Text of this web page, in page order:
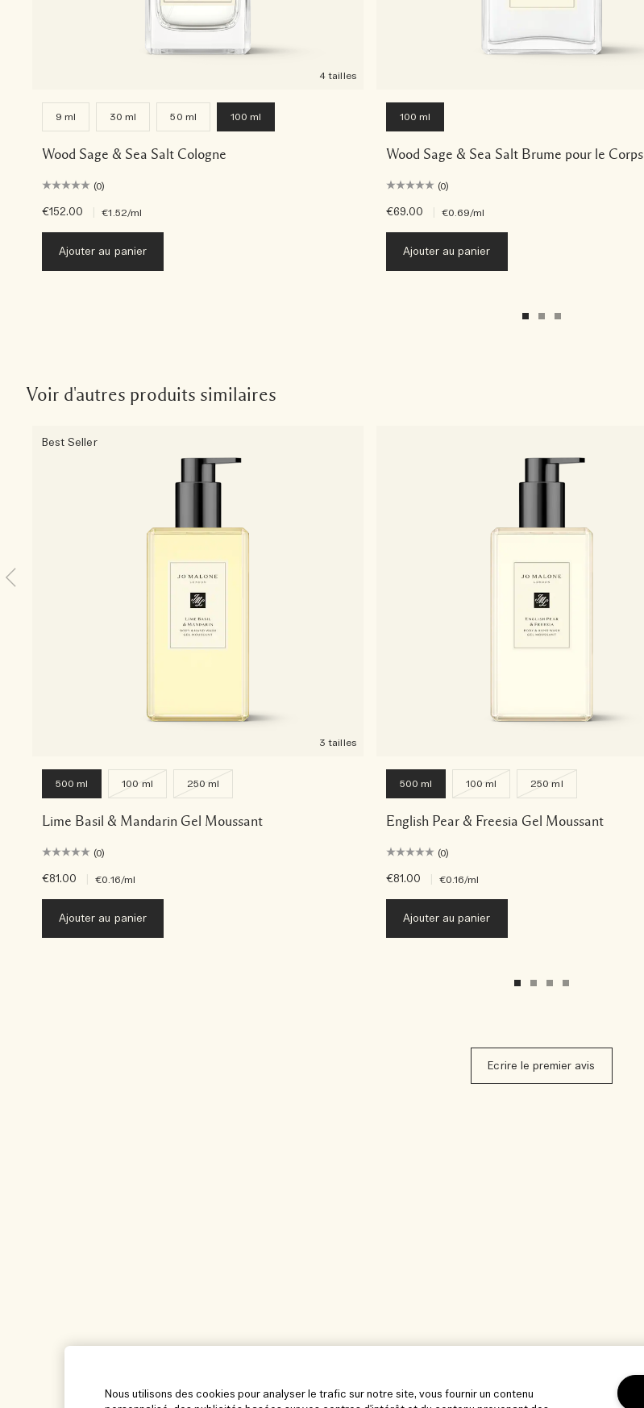
4 tailles
9 ml 30 ml 50 ml 100 ml
Wood Sage & Sea Salt Cologne
(0)
€152.00 €1.52/ml
Ajouter au panier
100 ml
Wood Sage & Sea Salt Brume pour le Corps
(0)
€69.00 €0.69/ml
Ajouter au panier
Voir d'autres produits similaires
Best Seller
3 tailles
500 ml 100 ml 250 ml
Lime Basil & Mandarin Gel Moussant
(0)
€81.00 €0.16/ml
Ajouter au panier
500 ml 100 ml 250 ml
English Pear & Freesia Gel Moussant
(0)
€81.00 €0.16/ml
Ajouter au panier
Ecrire le premier avis
Nous utilisons des cookies pour analyser le trafic sur notre site, vous fournir un contenu